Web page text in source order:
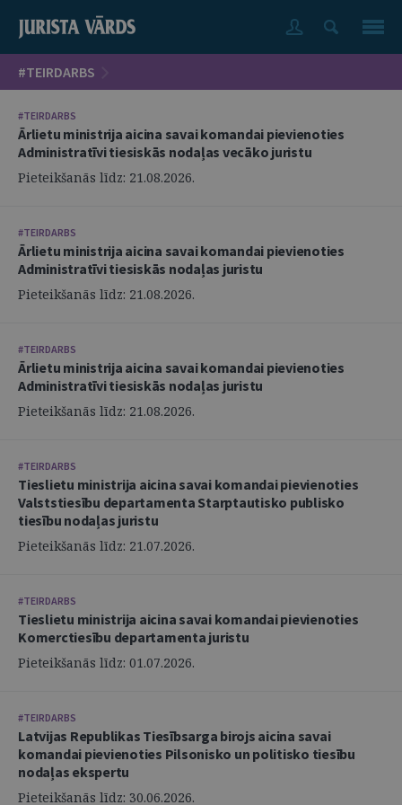
#TEIRDARBS
#TEIRDARBS
Ārlietu ministrija aicina savai komandai pievienoties
Administratīvi tiesiskās nodaļas vecāko juristu
Pieteikšanās līdz: 21.08.2026.
#TEIRDARBS
Ārlietu ministrija aicina savai komandai pievienoties
Administratīvi tiesiskās nodaļas juristu
Pieteikšanās līdz: 21.08.2026.
#TEIRDARBS
Ārlietu ministrija aicina savai komandai pievienoties
Administratīvi tiesiskās nodaļas juristu
Pieteikšanās līdz: 21.08.2026.
#TEIRDARBS
Tieslietu ministrija aicina savai komandai pievienoties
Valststiesību departamenta Starptautisko publisko
tiesību nodaļas juristu
Pieteikšanās līdz: 21.07.2026.
#TEIRDARBS
Tieslietu ministrija aicina savai komandai pievienoties
Komerctiesību departamenta juristu
Pieteikšanās līdz: 01.07.2026.
#TEIRDARBS
Latvijas Republikas Tiesībsarga birojs aicina savai
komandai pievienoties Pilsonisko un politisko tiesību
nodaļas ekspertu
Pieteikšanās līdz: 30.06.2026.